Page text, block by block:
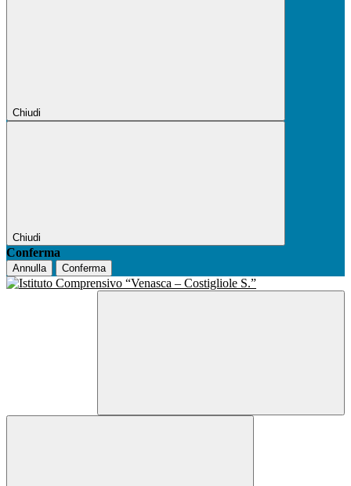
Chiudi
Chiudi
Conferma
Annulla Conferma